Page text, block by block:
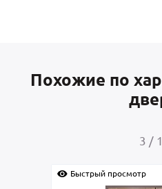
Похожие по
3 /
Быстрый просмотр